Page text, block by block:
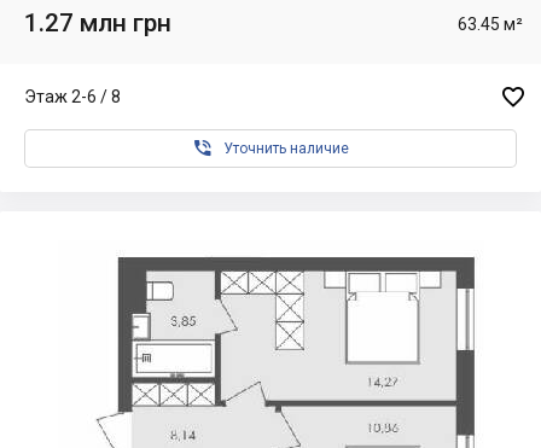
1.27 млн грн 63.45 м²
Этаж 2-6 / 8 
 Уточнить наличие